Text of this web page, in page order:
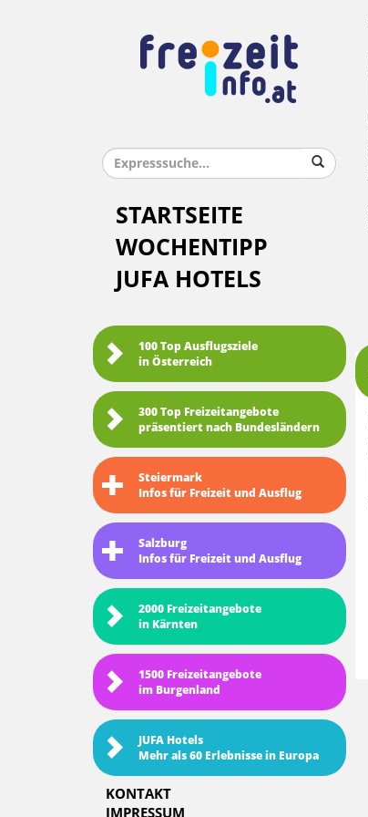
STARTSEITE
WOCHENTIPP
JUFA HOTELS
100 Top Ausflugsziele
in Österreich
300 Top Freizeitangebote
präsentiert nach Bundesländern
Steiermark
Infos für Freizeit und Ausflug
Salzburg
Infos für Freizeit und Ausflug
2000 Freizeitangebote
in Kärnten
1500 Freizeitangebote
im Burgenland
JUFA Hotels
Mehr als 60 Erlebnisse in Europa
KONTAKT
IMPRESSUM